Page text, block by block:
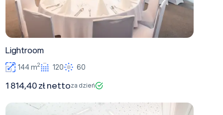
Lightroom
144 m2 120 60
1 814,40 zł nettoza dzień
Focus Meeting Room 4